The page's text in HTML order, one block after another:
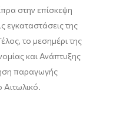
στην επίσκεψη
εγκαταστάσεις της
το μεσημέρι της
και Ανάπτυξης
παραγωγής